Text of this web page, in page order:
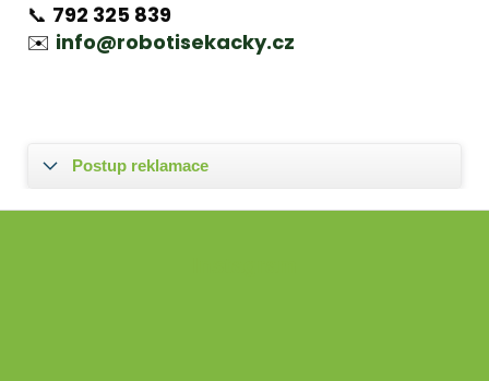
📞 792 325 839
✉️ info@robotisekacky.cz
Postup reklamace